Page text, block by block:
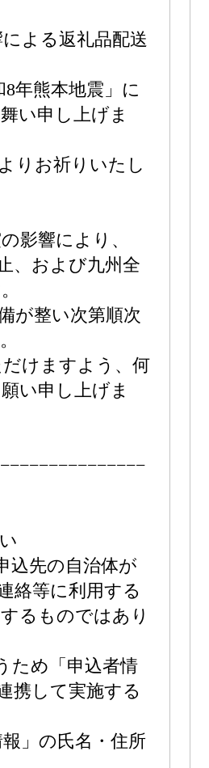
による返礼品配送
年熊本地震」に
い申し上げま
りお祈りいたし
影響により、
、および九州全
が整い次第順次
けますよう、何
い申し上げま
込先の自治体が
絡等に利用する
るものではあり
ため「申込者情
携して実施する
」の氏名・住所